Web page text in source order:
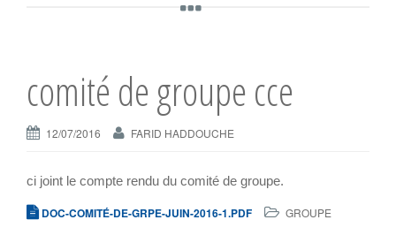
comité de groupe cce
12/07/2016 FARID HADDOUCHE
ci joint le compte rendu du comité de groupe.
DOC-COMITÉ-DE-GRPE-JUIN-2016-1.PDF GROUPE